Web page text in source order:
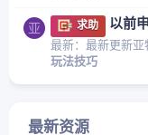
亚 求助 以前
最新：最新更新亚
玩法技巧
最新资源